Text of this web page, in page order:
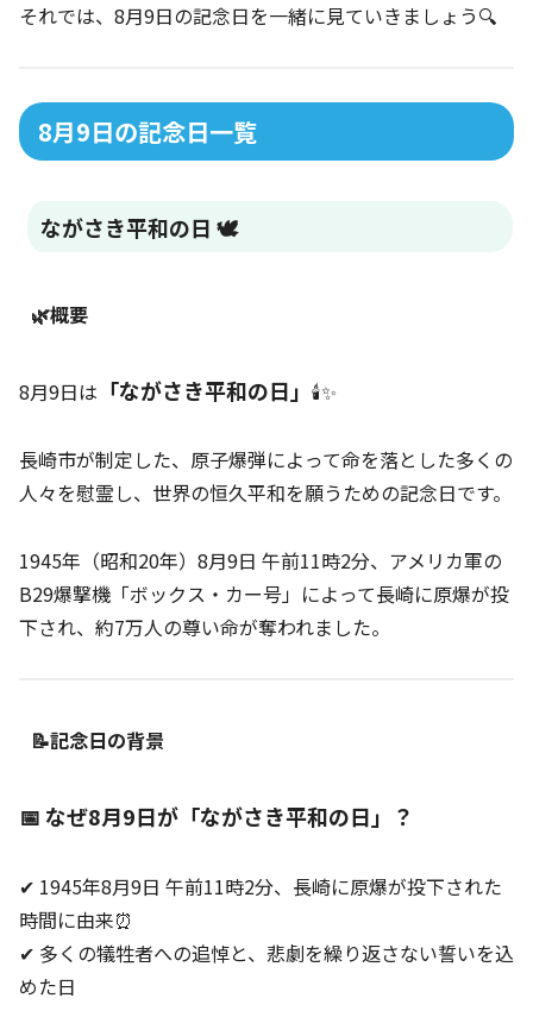
それでは、8月9日の記念日を一緒に見ていきましょう🔍
8月9日の記念日一覧
ながさき平和の日 🕊️
🌿概要
8月9日は 「ながさき平和の日」 🕯️✨
長崎市が制定した、原子爆弾によって命を落とした多くの
人々を慰霊し、世界の恒久平和を願うための記念日です。
1945年（昭和20年）8月9日 午前11時2分、アメリカ軍の
B29爆撃機「ボックス・カー号」によって長崎に原爆が投
下され、約7万人の尊い命が奪われました。
📝記念日の背景
📅 なぜ8月9日が「ながさき平和の日」？
✔ 1945年8月9日 午前11時2分、長崎に原爆が投下された
時間に由来⏰
✔ 多くの犠牲者への追悼と、悲劇を繰り返さない誓いを込
めた日